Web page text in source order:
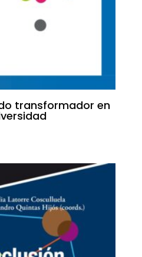
transformador en